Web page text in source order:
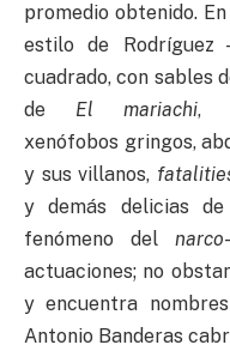
promedio obtenido.
estilo de Rodríguez
cuadrado, con sables
de El mariachi,
xenófobos gringos,
y sus villanos,
y demás delicias
fenómeno delnarco
actuaciones; no
y encuentra
Antonio Banderas